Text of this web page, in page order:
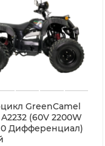
GreenCamel
(60V 2200W
Дифференциал)